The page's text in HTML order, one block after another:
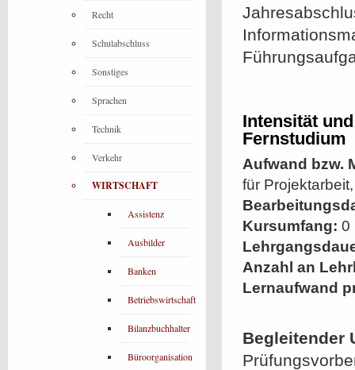
Intensität
Fernstudium
Aufwand bzw.
für
Kursumfang: 0
Anzahl an
Lernaufwand
Begleitender
Recht
Schulabschluss
Sonstiges
Sprachen
Technik
Verkehr
WIRTSCHAFT
Assistenz
Ausbilder
Banken
Betriebswirtschaft
Bilanzbuchhalter
Büroorganisation